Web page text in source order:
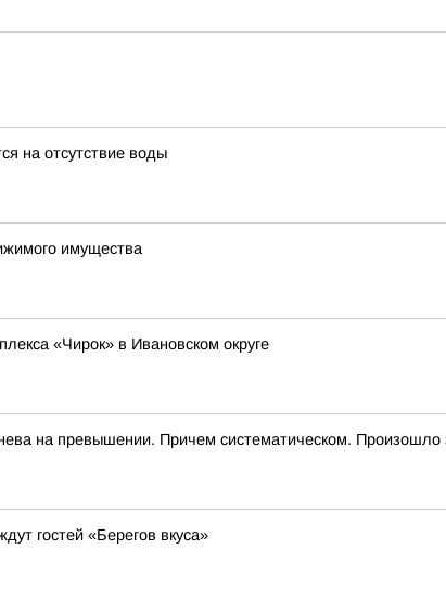
на отсутствие воды
имущества
«Чирок» в Ивановском округе
на превышении. Причем систематическом.
гостей «Берегов вкуса»